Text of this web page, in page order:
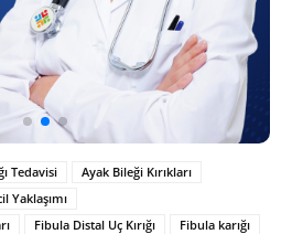
Tedavisi
Ayak Bileği Kırıkları
Yaklaşımı
Fibula Distal Uç Kırığı
Fibula karığı